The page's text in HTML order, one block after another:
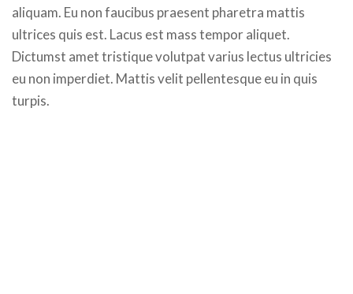
aliquam. Eu non faucibus praesent pharetra mattis
ultrices quis est. Lacus est mass tempor aliquet.
Dictumst amet tristique volutpat varius lectus ultricies
eu non imperdiet. Mattis velit pellentesque eu in quis
turpis.